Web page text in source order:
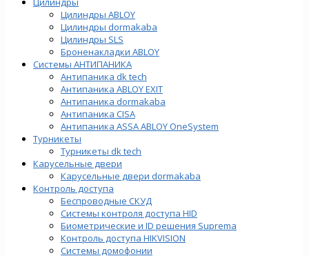
Цилиндры ABLOY
Цилиндры dormakaba
Цилиндры SLS
Броненакладки ABLOY
Системы АНТИПАНИКА
Антипаника dk tech
Антипаника ABLOY EXIT
Антипаника dormakaba
Антипаника СISA
Антипаника ASSA ABLOY OneSystem
Турникеты
Турникеты dk tech
Карусельные двери
Карусельные двери dormakaba
Контроль доступа
Беспроводные СКУД
Системы контроля доступа HID
Биометрические и ID решения Suprema
Контроль доступа HIKVISION
Системы домофонии